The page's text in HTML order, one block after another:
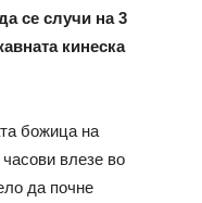
се случи на 3
кинеска
божица на
влезе во
да почне